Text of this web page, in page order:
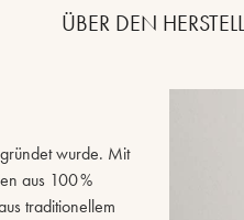
ÜBER DEN
wurde. Mit
aus 100 %
traditionellem